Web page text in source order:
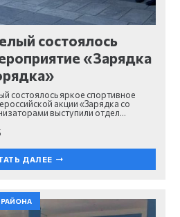
состоялось
«Зарядка
состоялось яркое спортивное
акции «Зарядка со
выступили отдел…
ДАЛЕЕ